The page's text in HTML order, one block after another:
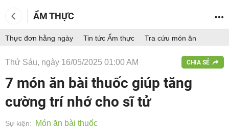
ẨM THỰC
Thực đơn hằng ngày Tin tức Ẩm thực Tra cứu món ăn
Thứ Sáu, ngày 16/05/2025 01:00 AM CHIA SẺ
7 món ăn bài thuốc giúp tăng
cường trí nhớ cho sĩ tử
Sự kiện: Món ăn bài thuốc